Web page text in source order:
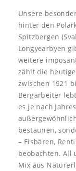
Unsere
hinter den
Spitzbergen
Longyearbyen
weitere
zählt die
zwischen 1921
Bergarbeiter
es je nach
bestaunen,
– Eisbären,
beobachten. All
Mix aus